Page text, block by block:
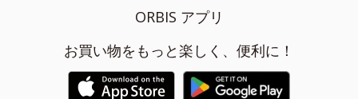
ORBIS アプリ
お買い物をもっと楽しく、便利に！